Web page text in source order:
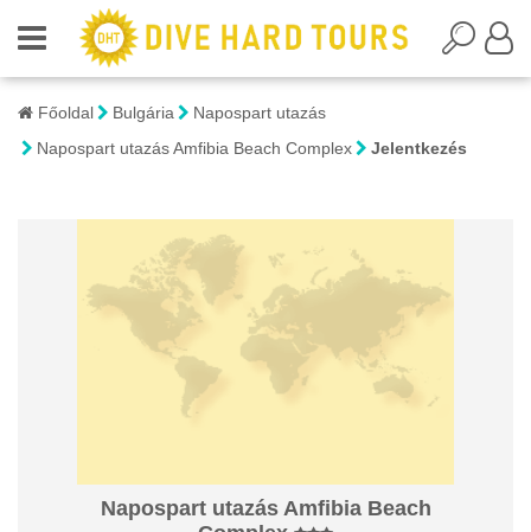
Főoldal Bulgária
Napospart utazás
Napospart utazás Amfibia Beach Complex
Jelentkezés
Napospart utazás Amfibia Beach